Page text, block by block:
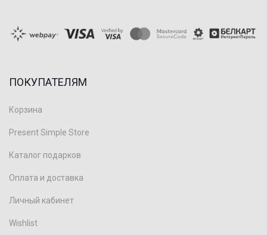
ПОКУПАТЕЛЯМ
Корзина
Present Simple Store
Каталог подарков
Оплата и доставка
Личный кабинет
Wishlist